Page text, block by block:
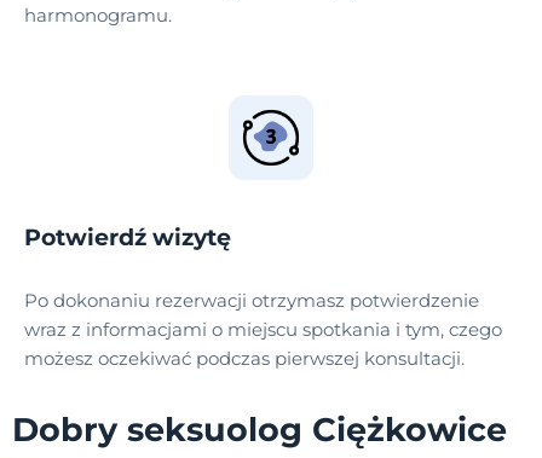
harmonogramu.
Potwierdź wizytę
Po dokonaniu rezerwacji otrzymasz potwierdzenie
wraz z informacjami o miejscu spotkania i tym, czego
możesz oczekiwać podczas pierwszej konsultacji.
Dobry seksuolog Ciężkowice